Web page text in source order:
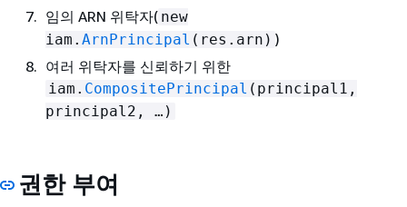
임의 ARN 위탁자( new
iam. ArnPrincipal (res.arn) )
여러 위탁자를 신뢰하기 위한
iam. CompositePrincipal (principal1,
principal2, …​)
권한 부여